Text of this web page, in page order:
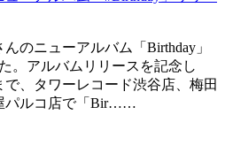
のニューアルバム「Birthday」
。アルバムリリースを記念し
で、タワーレコード渋谷店、梅田
パルコ店で「Bir……